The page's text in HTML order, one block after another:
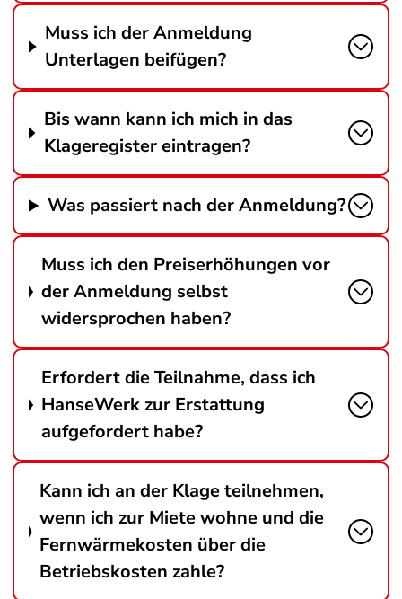
Muss ich der Anmeldung
Unterlagen beifügen?
Bis wann kann ich mich in das
Klageregister eintragen?
Was passiert nach der Anmeldung?
Muss ich den Preiserhöhungen vor
der Anmeldung selbst
widersprochen haben?
Erfordert die Teilnahme, dass ich
HanseWerk zur Erstattung
aufgefordert habe?
Kann ich an der Klage teilnehmen,
wenn ich zur Miete wohne und die
Fernwärmekosten über die
Betriebskosten zahle?